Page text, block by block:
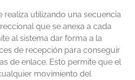
realiza utilizando una secuencia
que se anexa a cada
al sistema dar forma a la
de recepción para conseguir
de enlace. Esto permite que el
movimiento del